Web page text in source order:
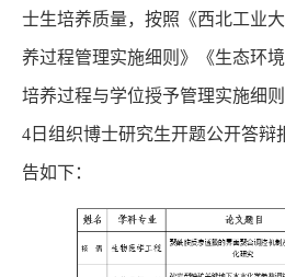
士生培养质量，按照《西北工业
养过程管理实施细则》《生态环
培养过程与学位授予管理实施细
4 日组织博士研究生开题公开答
告如下：